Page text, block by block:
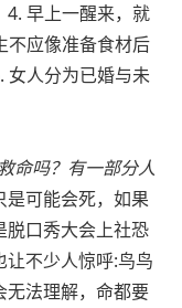
早上一醒来，就
不应像准备食材后
女人分为已婚与未
命吗？有一部分人
可能会死，如果
口秀大会上社恐
不少人惊呼:鸟鸟
无法理解，命都要